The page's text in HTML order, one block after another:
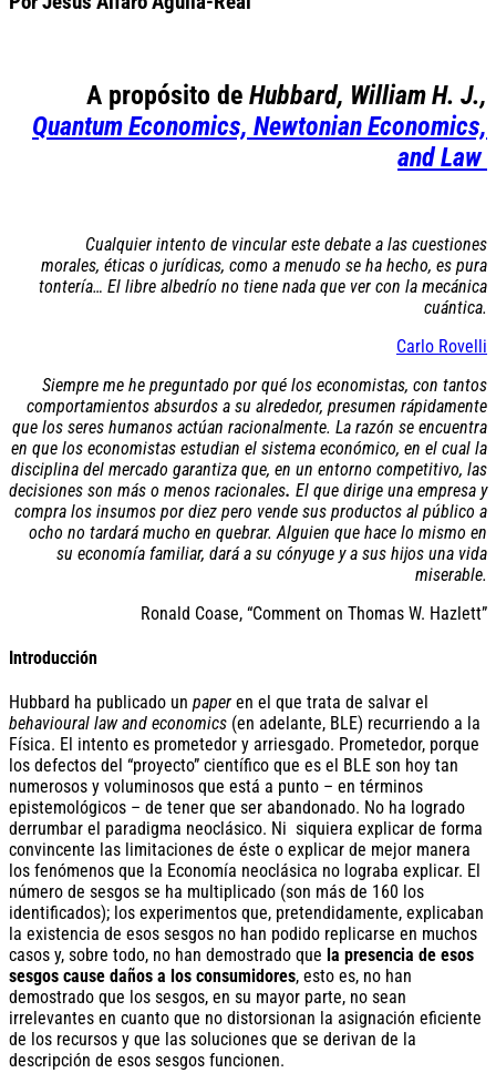
A propósito de Hubbard, William H. J.,
Quantum Economics, Newtonian Economics,
and Law
Cualquier intento de vincular este debate a las cuestiones
morales, éticas o jurídicas, como a menudo se ha hecho, es pura
tontería… El libre albedrío no tiene nada que ver con la mecánica
cuántica.
Carlo Rovelli
Siempre me he preguntado por qué los economistas, con tantos
comportamientos absurdos a su alrededor, presumen rápidamente
que los seres humanos actúan racionalmente. La razón se encuentra
en que los economistas estudian el sistema económico, en el cual la
disciplina del mercado garantiza que, en un entorno competitivo, las
decisiones son más o menos racionales. El que dirige una empresa y
compra los insumos por diez pero vende sus productos al público a
ocho no tardará mucho en quebrar. Alguien que hace lo mismo en
su economía familiar, dará a su cónyuge y a sus hijos una vida
miserable.
Ronald Coase, “Comment on Thomas W. Hazlett”
Introducción
Hubbard ha publicado un paper en el que trata de salvar el
behavioural law and economics (en adelante, BLE) recurriendo a la
Física. El intento es prometedor y arriesgado. Prometedor, porque
los defectos del “proyecto” científico que es el BLE son hoy tan
numerosos y voluminosos que está a punto – en términos
epistemológicos – de tener que ser abandonado. No ha logrado
derrumbar el paradigma neoclásico. Ni siquiera explicar de forma
convincente las limitaciones de éste o explicar de mejor manera
los fenómenos que la Economía neoclásica no lograba explicar. El
número de sesgos se ha multiplicado (son más de 160 los
identificados); los experimentos que, pretendidamente, explicaban
la existencia de esos sesgos no han podido replicarse en muchos
casos y, sobre todo, no han demostrado que la presencia de esos
sesgos cause daños a los consumidores, esto es, no han
demostrado que los sesgos, en su mayor parte, no sean
irrelevantes en cuanto que no distorsionan la asignación eficiente
de los recursos y que las soluciones que se derivan de la
descripción de esos sesgos funcionen.